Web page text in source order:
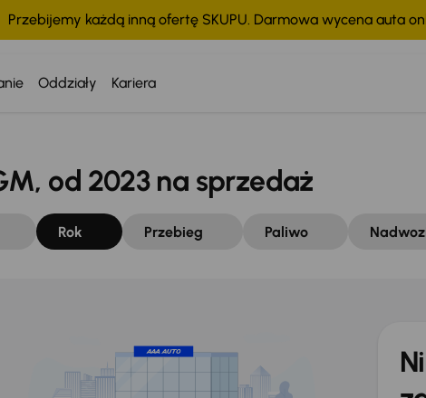
Przebijemy każdą inną ofertę SKUPU. Darmowa wycena auta
Oddziały Kariera
od 2023 na sprzedaż
Rok Przebieg Paliwo